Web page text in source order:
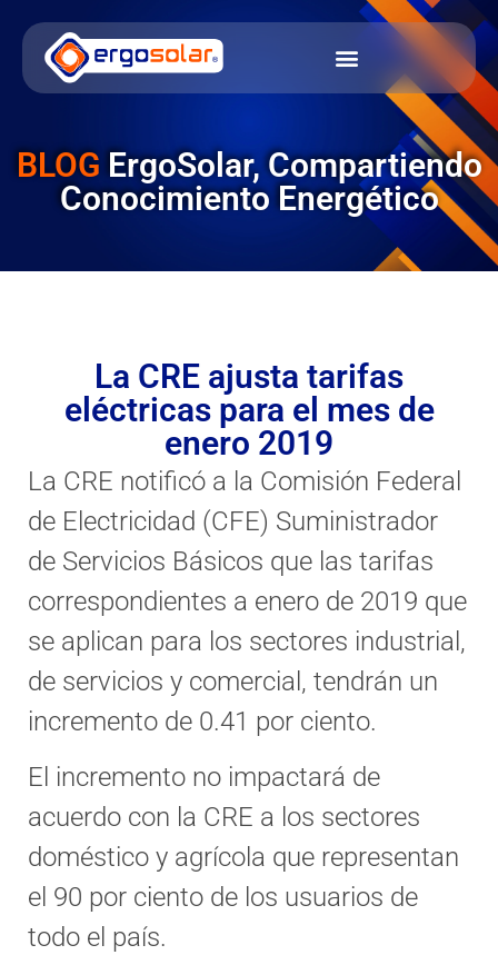
BLOG ErgoSolar, Compartiendo
Conocimiento Energético
La CRE ajusta tarifas
eléctricas para el mes de
enero 2019
La CRE notificó a la Comisión Federal
de Electricidad (CFE) Suministrador
de Servicios Básicos que las tarifas
correspondientes a enero de 2019 que
se aplican para los sectores industrial,
de servicios y comercial, tendrán un
incremento de 0.41 por ciento.
El incremento no impactará de
acuerdo con la CRE a los sectores
doméstico y agrícola que representan
el 90 por ciento de los usuarios de
todo el país.